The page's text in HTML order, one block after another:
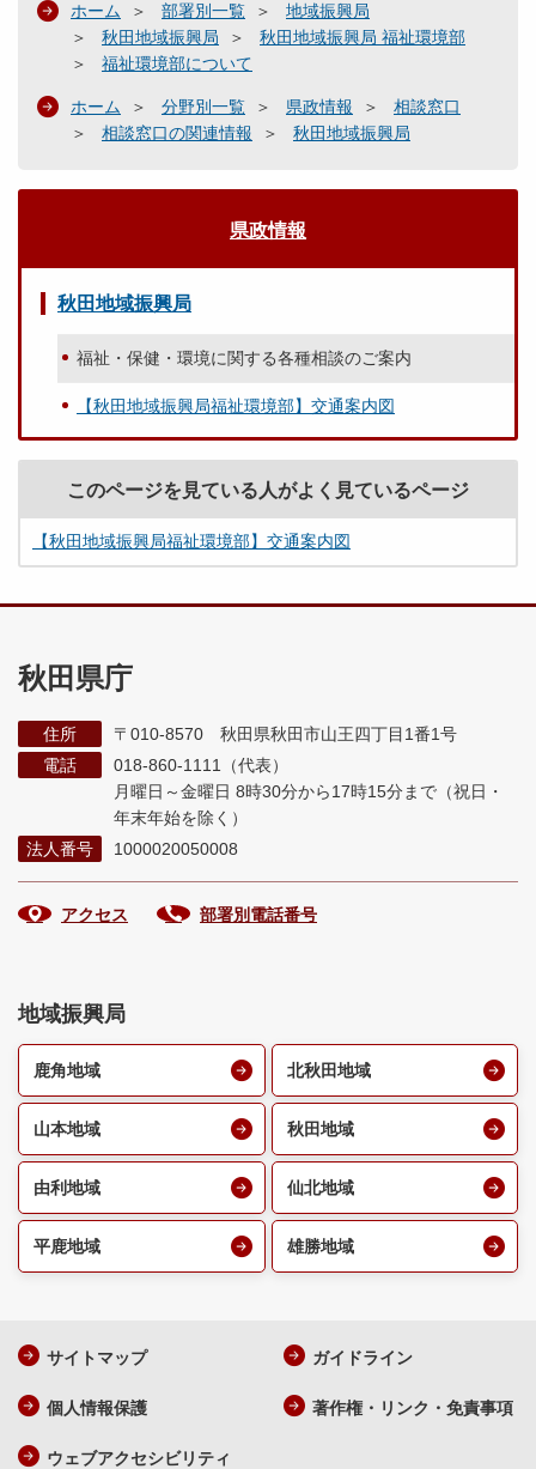
ホーム 部署別一覧
地域振興局
秋田地域振興局
秋田地域振興局 福祉環境部
福祉環境部について
ホーム 分野別一覧 県政情報
相談窓口
相談窓口の関連情報
秋田地域振興局
県政情報
秋田地域振興局
福祉・保健・環境に関する各種相談のご案内
【秋田地域振興局福祉環境部】交通案内図
このページを見ている人がよく見ているページ
【秋田地域振興局福祉環境部】交通案内図
秋田県庁
住所
〒010-8570 秋田県秋田市山王四丁目1番1号
電話
018-860-1111（代表）
月曜日～金曜日 8時30分から17時15分まで （祝日・
年末年始を除く）
法人番号
1000020050008
アクセス 部署別電話番号
地域振興局
鹿角地域 北秋田地域
山本地域 秋田地域
由利地域 仙北地域
平鹿地域 雄勝地域
サイトマップ ガイドライン
個人情報保護 著作権・リンク・免責事項
ウェブアクセシビリティ